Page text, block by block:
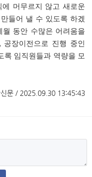
에 머무르지 않고 새로운
들어 낼 수 있도록 하겠
월 동안 수많은 어려움을
, 공장이전으로 진행 중인
록 임직원들과 역량을 모
신문 / 2025.09.30 13:45:43